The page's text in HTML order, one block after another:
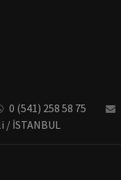
0 (541) 258 58 75
/ İSTANBUL